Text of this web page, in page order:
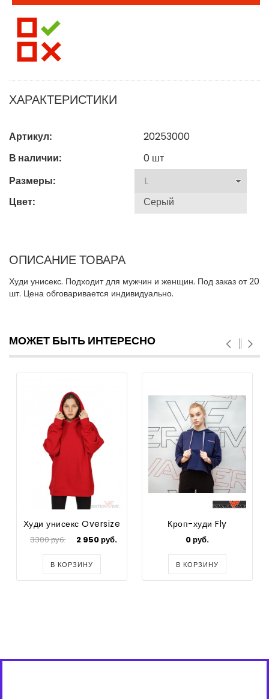
ХАРАКТЕРИСТИКИ
Артикул:
20253000
В наличии:
0 шт
Размеры:
Цвет:
ОПИСАНИЕ ТОВАРА
Худи унисекс. Подходит для мужчин и женщин. Под заказ от 20
шт. Цена обговаривается индивидуально.
МОЖЕТ БЫТЬ ИНТЕРЕСНО
Худи унисекс Oversize
3300 руб. 2 950 руб.
В КОРЗИНУ
Кроп-худи Fly
0 руб.
В КОРЗИНУ